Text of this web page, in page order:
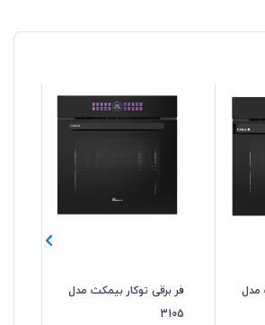
مدل
فر برقی توکار بیمکث مدل
3105